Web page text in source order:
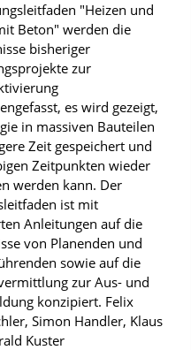
"Heizen und
Beton" werden die
bisheriger
zur
es wird gezeigt,
in massiven Bauteilen
Zeit gespeichert und
Zeitpunkten wieder
werden kann. Der
ist mit
Anleitungen auf die
von Planenden und
sowie auf die
zur Aus- und
konzipiert. Felix
Simon Handler, Klaus
Kuster